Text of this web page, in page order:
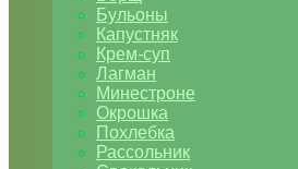
Бульоны
Капустняк
Крем-суп
Лагман
Минестроне
Окрошка
Похлебка
Рассольник